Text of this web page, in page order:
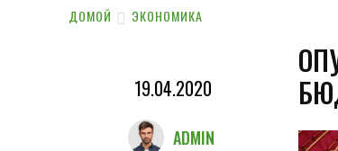
ДОМОЙ ЭКОНОМИКА
19.04.2020
ADMIN